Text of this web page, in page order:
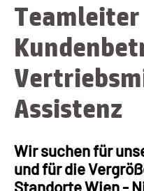
Assistenz
Wir suchen für
und für die
Standorte Wien -